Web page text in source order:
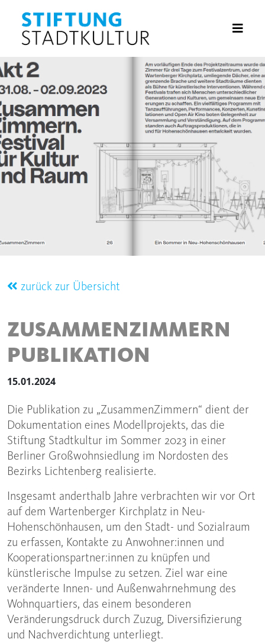
zurück zur Übersicht
ZUSAMMENZIMMERN
PUBLIKATION
15.01.2024
Die Publikation zu „ZusammenZimmern“ dient der
Dokumentation eines Modellprojekts, das die
Stiftung Stadtkultur im Sommer 2023 in einer
Berliner Großwohnsiedlung im Nordosten des
Bezirks Lichtenberg realisierte.
Insgesamt anderthalb Jahre verbrachten wir vor Ort
auf dem Wartenberger Kirchplatz in Neu-
Hohenschönhausen, um den Stadt- und Sozialraum
zu erfassen, Kontakte zu Anwohner:innen und
Kooperationspartner:innen zu knüpfen und
künstlerische Impulse zu setzen. Ziel war eine
veränderte Innen- und Außenwahrnehmung des
Wohnquartiers, das einem besonderen
Veränderungsdruck durch Zuzug, Diversifizierung
und Nachverdichtung unterliegt.